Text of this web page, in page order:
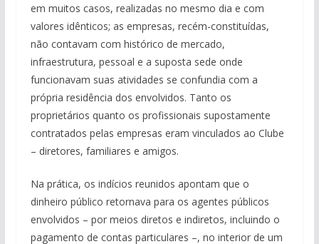
em muitos casos, realizadas no mesmo dia e com
valores idênticos; as empresas, recém-constituídas,
não contavam com histórico de mercado,
infraestrutura, pessoal e a suposta sede onde
funcionavam suas atividades se confundia com a
própria residência dos envolvidos. Tanto os
proprietários quanto os profissionais supostamente
contratados pelas empresas eram vinculados ao Clube
– diretores, familiares e amigos.
Na prática, os indícios reunidos apontam que o
dinheiro público retornava para os agentes públicos
envolvidos – por meios diretos e indiretos, incluindo o
pagamento de contas particulares –, no interior de um